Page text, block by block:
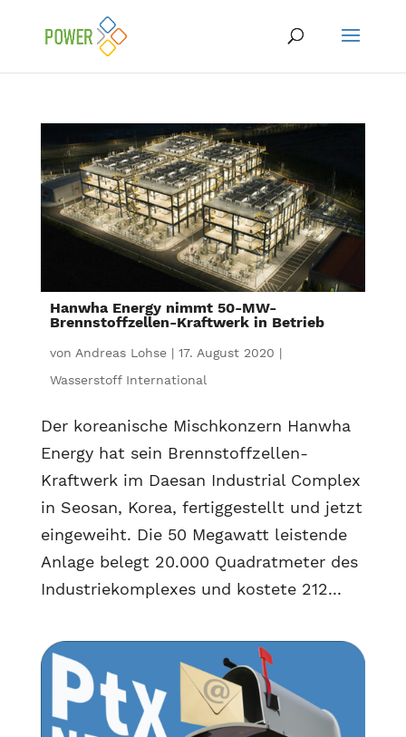
Hanwha Energy nimmt 50-MW-
Brennstoffzellen-Kraftwerk in Betrieb
von Andreas Lohse| 17. August 2020 |
Wasserstoff International
Der koreanische Mischkonzern Hanwha
Energy hat sein Brennstoffzellen-
Kraftwerk im Daesan Industrial Complex
in Seosan, Korea, fertiggestellt und jetzt
eingeweiht. Die 50 Megawatt leistende
Anlage belegt 20.000 Quadratmeter des
Industriekomplexes und kostete 212...